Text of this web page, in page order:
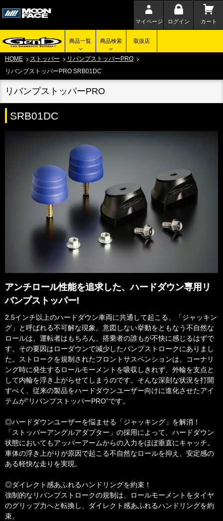
マイページ ログイン カート
商品一覧 商品検索 取扱店
HOME ストッパー
リバンプストッパーPRO
リバンプストッパーPRO SRB01DC
リバンプストッパーPRO
SRB01DC
アンチロール性能を追求した、ハードダウン専用リ
バンプストッパー!
​2.5インチ以上のハードダウン車両に共通して起こる、「ジャッキン
グ」と呼ばれる不可解な現象。意図しない挙動をともなう不自然な
ロールは、運転者はもちろん、搭乗者の誰もが不快に感じるはずで
す。その要因はローダウンで減少したバンプストロークにありまし
た。ストロークを規制されたフロントサスペンションは、コーナリ
ング時に発生するロールモーメントを吸収しきれず、外輪を支点と
して内輪を浮き上がらせてしまうのです。そんな深刻な状況を打開
すべく、従来の製品をハードダウンユーザー向けに進化させたアイ
テムが“リバンプストッパーPRO”です。
◎ハードダウンユーザーを悩ませる「ジャッキング」を解消！
「ストッパーアングルアダプター」の採用によって、ハードダウン
状態においてもアッパーアームからの入力をほぼ垂直にキャッチ。
車体の浮き上がりが原因で起こる不自然なロールを抑え、安定感の
ある軽快な走りを実現。
◎ダイレクト感あふれるハンドリングを約束！
強制的なリバンプストロークの規制は、ロールモーメントをタイヤ
のグリップ力へと転換し、ダイレクト感あふれるハンドリングを約
束。